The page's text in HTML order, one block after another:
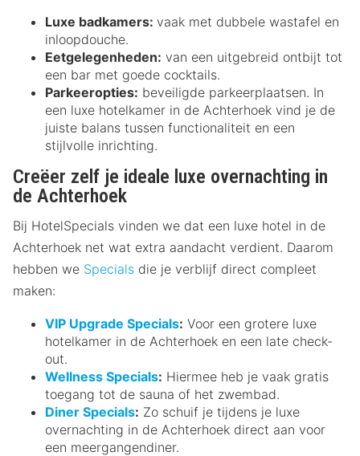
Luxe badkamers: vaak met dubbele wastafel en
inloopdouche.
Eetgelegenheden: van een uitgebreid ontbijt tot
een bar met goede cocktails.
Parkeeropties: beveiligde parkeerplaatsen. In
een luxe hotelkamer in de Achterhoek vind je de
juiste balans tussen functionaliteit en een
stijlvolle inrichting.
Creëer zelf je ideale luxe overnachting in
de Achterhoek
Bij HotelSpecials vinden we dat een luxe hotel in de
Achterhoek net wat extra aandacht verdient. Daarom
hebben we Specials die je verblijf direct compleet
maken:
VIP Upgrade Specials: Voor een grotere luxe
hotelkamer in de Achterhoek en een late check-
out.
Wellness Specials: Hiermee heb je vaak gratis
toegang tot de sauna of het zwembad.
Diner Specials: Zo schuif je tijdens je luxe
overnachting in de Achterhoek direct aan voor
een meergangendiner.